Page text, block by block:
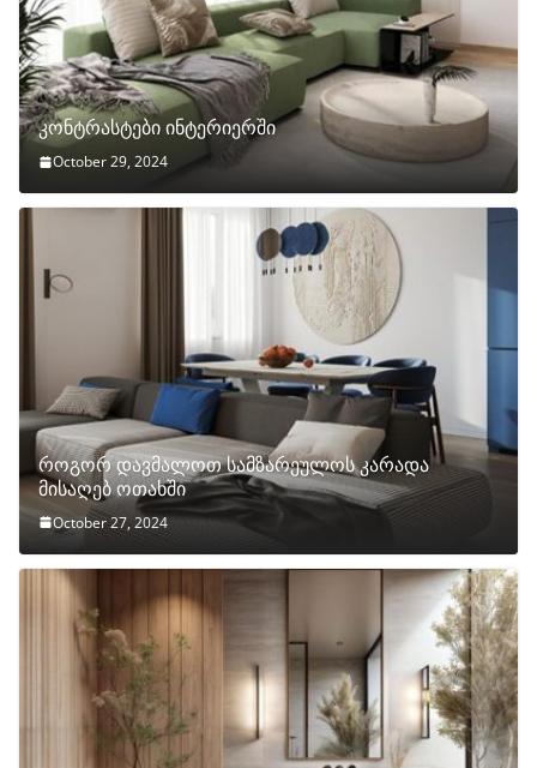
კონტრასტები ინტერიერში
October 29, 2024
როგორ დავმალოთ სამზარეულოს კარადა
მისაღებ ოთახში
October 27, 2024